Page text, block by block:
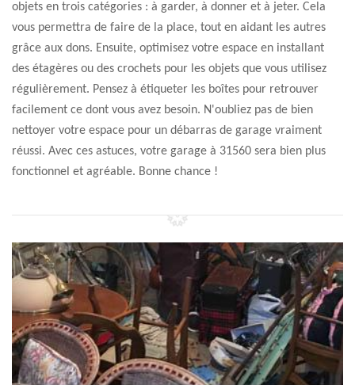
objets en trois catégories : à garder, à donner et à jeter. Cela
vous permettra de faire de la place, tout en aidant les autres
grâce aux dons. Ensuite, optimisez votre espace en installant
des étagères ou des crochets pour les objets que vous utilisez
régulièrement. Pensez à étiqueter les boîtes pour retrouver
facilement ce dont vous avez besoin. N'oubliez pas de bien
nettoyer votre espace pour un débarras de garage vraiment
réussi. Avec ces astuces, votre garage à 31560 sera bien plus
fonctionnel et agréable. Bonne chance !